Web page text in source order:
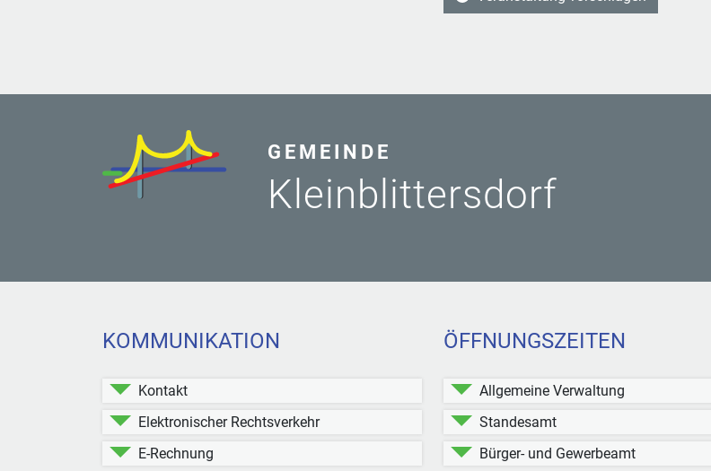
GEMEINDE
Kleinblittersdorf
KOMMUNIKATION
Kontakt
Elektronischer Rechtsverkehr
E-Rechnung
ÖFFNUNGSZEITEN
Allgemeine Verwaltung
Standesamt
Bürger- und Gewerbeamt